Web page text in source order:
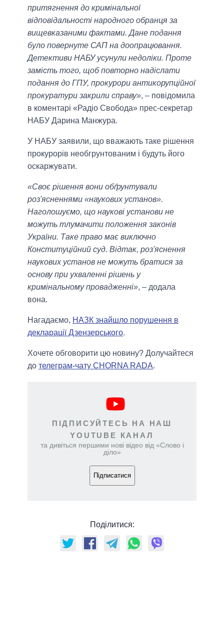
притягнення до кримінальної
відповідальності народного обранця за
вищевказаними фактами. Дане подання
було повернуте САП на доопрацювання.
Детективи НАБУ усунули недоліки. Проте
замість того, щоб повторно надіслати
подання до ГПУ, прокурори антикорупційної
прокуратури закрили справу», – повідомила
в коментарі «Радіо Свобода» прес-секретар
НАБУ Дарина Манжура.
У НАБУ заявили, що вважають таке рішення
прокурорів необгрунтованим і будуть його
оскаржувати.
«Своє рішення вони обґрунтували
роз'ясненнями «наукових установ».
Наголошуємо, що наукові установи не
можуть тлумачити положення законів
України. Таке право має виключно
Конституційний суд. Відтак, роз'яснення
наукових установ не можуть братися за
основу при ухваленні рішень у
кримінальному провадженні», – додала
вона.
Нагадаємо, НАЗК знайшло порушення в
декларації Дзензерського.
Хочете обговорити цю новину? Долучайтеся
до телеграм-чату CHORNA RADA.
ПІДПИСУЙТЕСЬ НА НАШ
YOUTUBE КАНАЛ
та дивіться першими нові відео від «Слово і
діло»
Підписатися
Поділитися: